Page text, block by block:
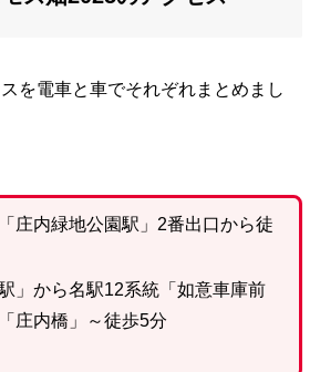
を電車と車でそれぞれまとめまし
庄内緑地公園駅」2番出口から徒
」から名駅12系統「如意車庫前
庄内橋」～徒歩5分